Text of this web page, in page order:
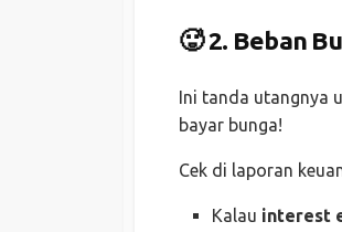
🥵 2. Beban
Ini tanda utangnya
bayar bunga!
Cek di laporan
Kalau interest